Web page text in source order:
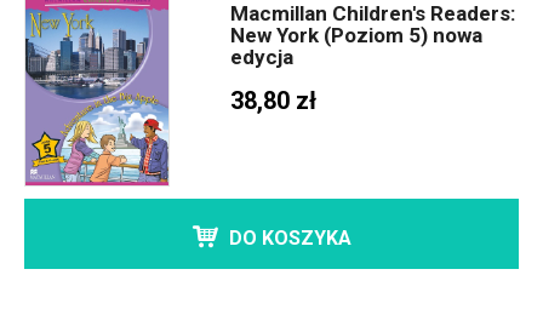
Macmillan Children's Readers:
New York (Poziom 5) nowa
edycja
38,80 zł
DO KOSZYKA